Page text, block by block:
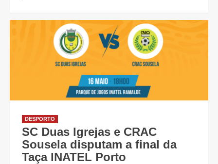
DESPORTO
SC Duas Igrejas e CRAC
Sousela disputam a final da
Taça INATEL Porto